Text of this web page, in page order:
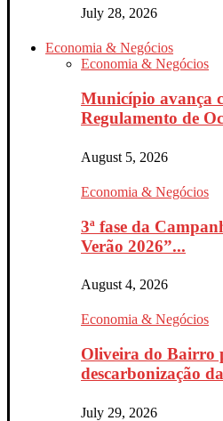
July 28, 2026
Economia & Negócios
Economia & Negócios
Município avança
Regulamento de
August 5, 2026
Economia & Negócios
3ª fase da
Verão 2026”...
August 4, 2026
Economia & Negócios
Oliveira do Bairro
descarbonização
July 29, 2026